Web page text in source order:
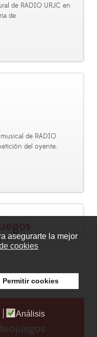
asegurarte la mejor
cookies
Permitir cookies
Análisis
de RADIO URJC en
de
de RADIO
del oyente.